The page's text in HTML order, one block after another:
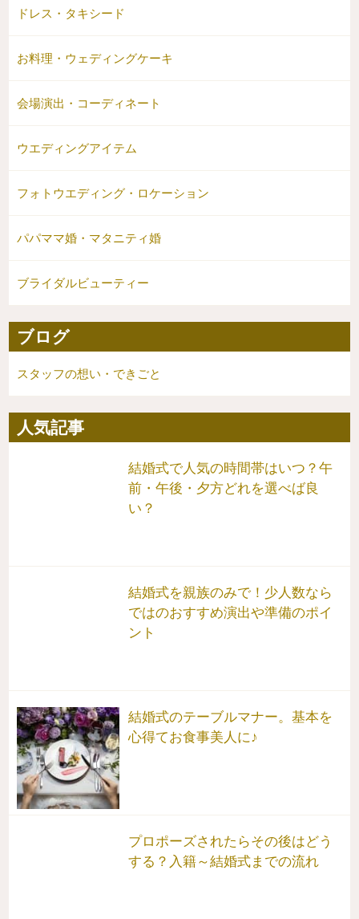
ドレス・タキシード
お料理・ウェディングケーキ
会場演出・コーディネート
ウエディングアイテム
フォトウエディング・ロケーション
パパママ婚・マタニティ婚
ブライダルビューティー
ブログ
スタッフの想い・できごと
人気記事
結婚式で人気の時間帯はいつ？午
前・午後・夕方どれを選べば良
い？
結婚式を親族のみで！少人数なら
ではのおすすめ演出や準備のポイ
ント
結婚式のテーブルマナー。基本を
心得てお食事美人に♪
プロポーズされたらその後はどう
する？入籍～結婚式までの流れ